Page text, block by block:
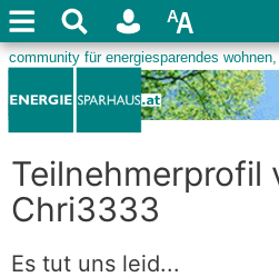
Teilnehmerprofil
Chri3333
Es tut uns leid...